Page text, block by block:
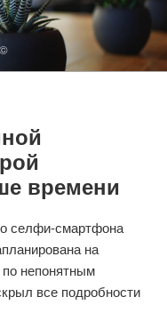
времени
селфи-смартфона
на
непонятным
все подробности